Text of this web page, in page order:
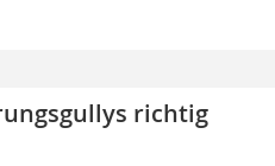
richtig